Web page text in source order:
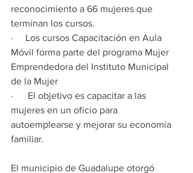
reconocimiento a 66 mujeres que
terminan los cursos.
·     Los cursos Capacitación en Aula
Móvil forma parte del programa Mujer
Emprendedora del Instituto Municipal
de la Mujer
·      El objetivo es capacitar a las
mujeres en un oficio para
autoemplearse y mejorar su economía
familiar.
El municipio de Guadalupe otorgó